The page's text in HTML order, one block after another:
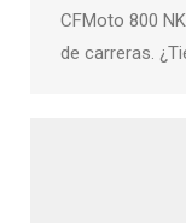
CFMoto 800
de carreras.